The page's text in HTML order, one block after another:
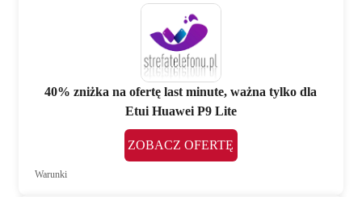
40% zniżka na ofertę last minute, ważna tylko dla
Etui Huawei P9 Lite
ZOBACZ OFERTĘ
Warunki